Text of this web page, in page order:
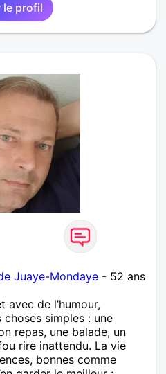
le profil
Juaye-Mondaye - 52 ans
avec de l’humour,
choses simples : une
repas, une balade, un
rire inattendu. La vie
bonnes comme